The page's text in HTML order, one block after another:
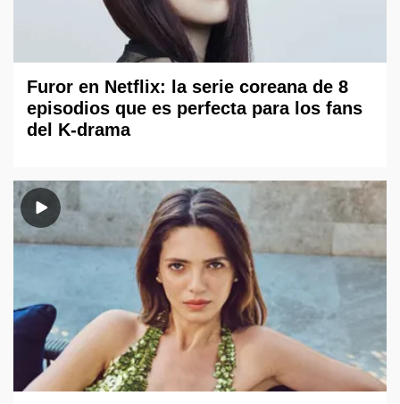
Furor en Netflix: la serie coreana de 8
episodios que es perfecta para los fans
del K-drama